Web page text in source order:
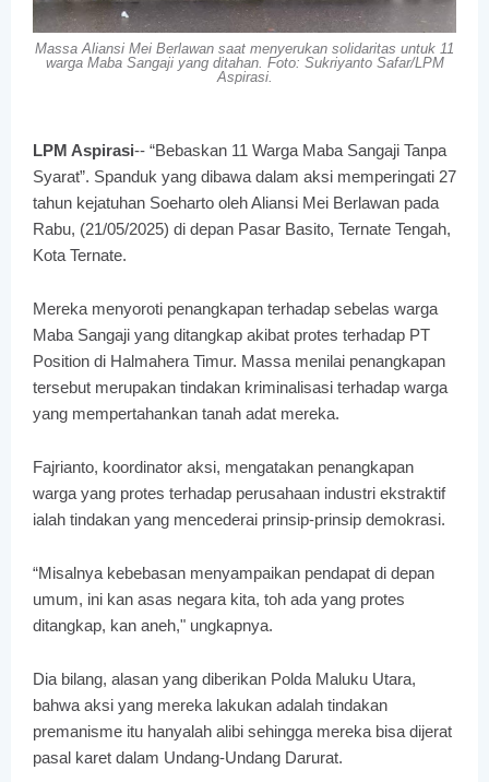
Massa Aliansi Mei Berlawan saat menyerukan solidaritas untuk 11
warga Maba Sangaji yang ditahan. Foto: Sukriyanto Safar/LPM
Aspirasi.
LPM Aspirasi-- “Bebaskan 11 Warga Maba Sangaji Tanpa
Syarat”. Spanduk yang dibawa dalam aksi memperingati 27
tahun kejatuhan Soeharto oleh Aliansi Mei Berlawan pada
Rabu, (21/05/2025) di depan Pasar Basito, Ternate Tengah,
Kota Ternate.
Mereka menyoroti penangkapan terhadap sebelas warga
Maba Sangaji yang ditangkap akibat protes terhadap PT
Position di Halmahera Timur. Massa menilai penangkapan
tersebut merupakan tindakan kriminalisasi terhadap warga
yang mempertahankan tanah adat mereka.
Fajrianto, koordinator aksi, mengatakan penangkapan
warga yang protes terhadap perusahaan industri ekstraktif
ialah tindakan yang mencederai prinsip-prinsip demokrasi.
“Misalnya kebebasan menyampaikan pendapat di depan
umum, ini kan asas negara kita, toh ada yang protes
ditangkap, kan aneh," ungkapnya.
Dia bilang, alasan yang diberikan Polda Maluku Utara,
bahwa aksi yang mereka lakukan adalah tindakan
premanisme itu hanyalah alibi sehingga mereka bisa dijerat
pasal karet dalam Undang-Undang Darurat.